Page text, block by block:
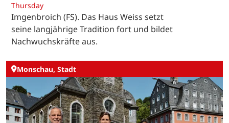
Thursday
Imgenbroich (FS). Das Haus Weiss setzt
seine langjährige Tradition fort und bildet
Nachwuchskräfte aus.
Monschau, Stadt